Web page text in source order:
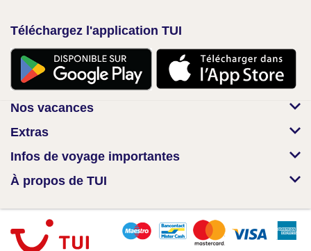
Téléchargez l'application TUI
Nos vacances
Extras
Infos de voyage importantes
À propos de TUI